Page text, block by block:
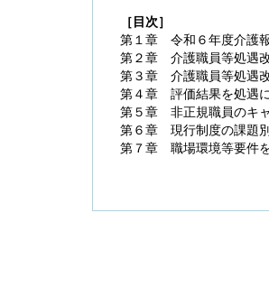
［目次］
第１章 令和６年度介護
第２章 介護職員等処遇
第３章 介護職員等処遇
第４章 評価結果を処遇
第５章 非正規職員のキ
第６章 現行制度の課題
第７章 職場環境等要件